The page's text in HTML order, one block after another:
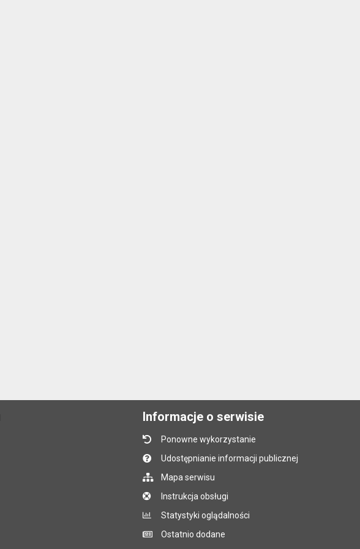
Informacje o serwisie
Ponowne wykorzystanie
Udostępnianie informacji publicznej
Mapa serwisu
Instrukcja obsługi
Statystyki oglądalności
Ostatnio dodane